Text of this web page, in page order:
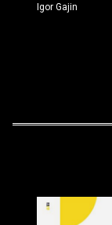
Igor Gajin